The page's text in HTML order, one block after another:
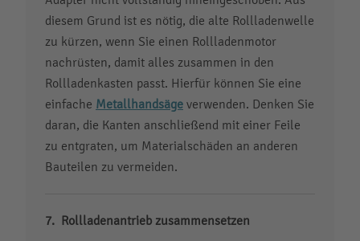
diesem Grund ist es nötig, die alte Rollladenwelle
zu kürzen, wenn Sie einen Rollladenmotor
nachrüsten, damit alles zusammen in den
Rollladenkasten passt. Hierfür können Sie eine
einfache Metallhandsäge verwenden. Denken Sie
daran, die Kanten anschließend mit einer Feile
zu entgraten, um Materialschäden an anderen
Bauteilen zu vermeiden.
Rollladenantrieb zusammensetzen